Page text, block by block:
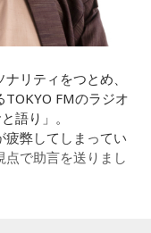
やる曲の作り方と
頭させるかが重要と
てほしくて作って
を観てもらわない
メなんですよ。だ
きて、めちゃめち
リティをつとめ、
FMのラジオ
語り」。
弊してしまってい
で助言を送りまし